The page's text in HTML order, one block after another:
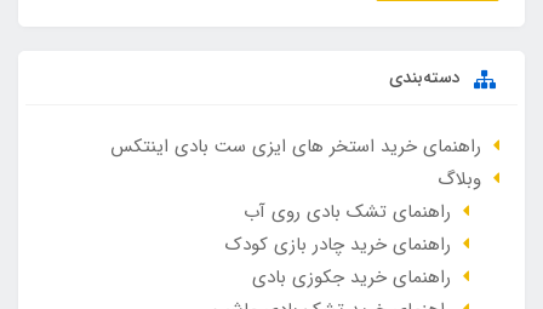
دسته‌بندی
راهنمای خرید استخر های ایزی ست بادی اینتکس
وبلاگ
راهنمای تشک بادی روی آب
راهنمای خرید چادر بازی کودک
راهنمای خرید جکوزی بادی